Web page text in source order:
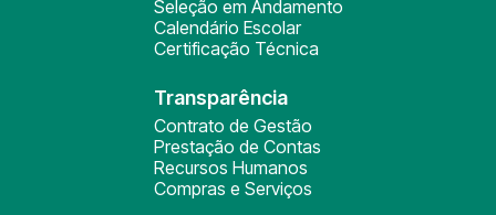
Seleção em Andamento
Calendário Escolar
Certificação Técnica
Transparência
Contrato de Gestão
Prestação de Contas
Recursos Humanos
Compras e Serviços